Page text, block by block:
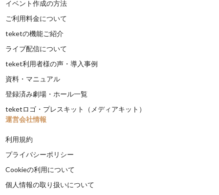
イベント作成の方法
ご利用料金について
teketの機能ご紹介
ライブ配信について
teket利用者様の声・導入事例
資料・マニュアル
登録済み劇場・ホール一覧
teketロゴ・プレスキット（メディアキット）
運営会社情報
利用規約
プライバシーポリシー
Cookieの利用について
個人情報の取り扱いについて